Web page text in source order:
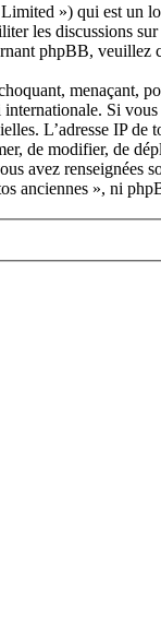
») qui est un
les discussions
phpBB, veuillez
menaçant,
Si
L’adresse IP
de modifier, de
avez
», ni